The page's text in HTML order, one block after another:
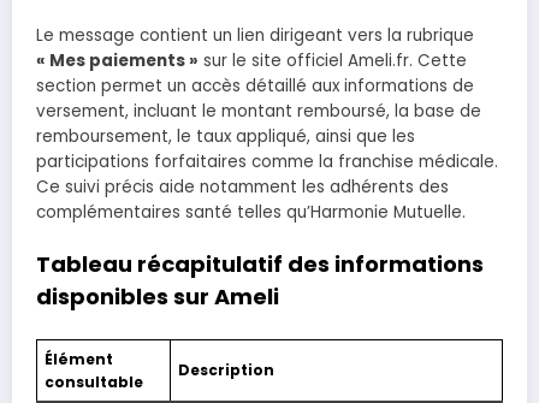
Le message contient un lien dirigeant vers la rubrique
« Mes paiements » sur le site officiel Ameli.fr. Cette
section permet un accès détaillé aux informations de
versement, incluant le montant remboursé, la base de
remboursement, le taux appliqué, ainsi que les
participations forfaitaires comme la franchise médicale.
Ce suivi précis aide notamment les adhérents des
complémentaires santé telles qu’Harmonie Mutuelle.
Tableau récapitulatif des informations
disponibles sur Ameli
Élément
consultable
Description